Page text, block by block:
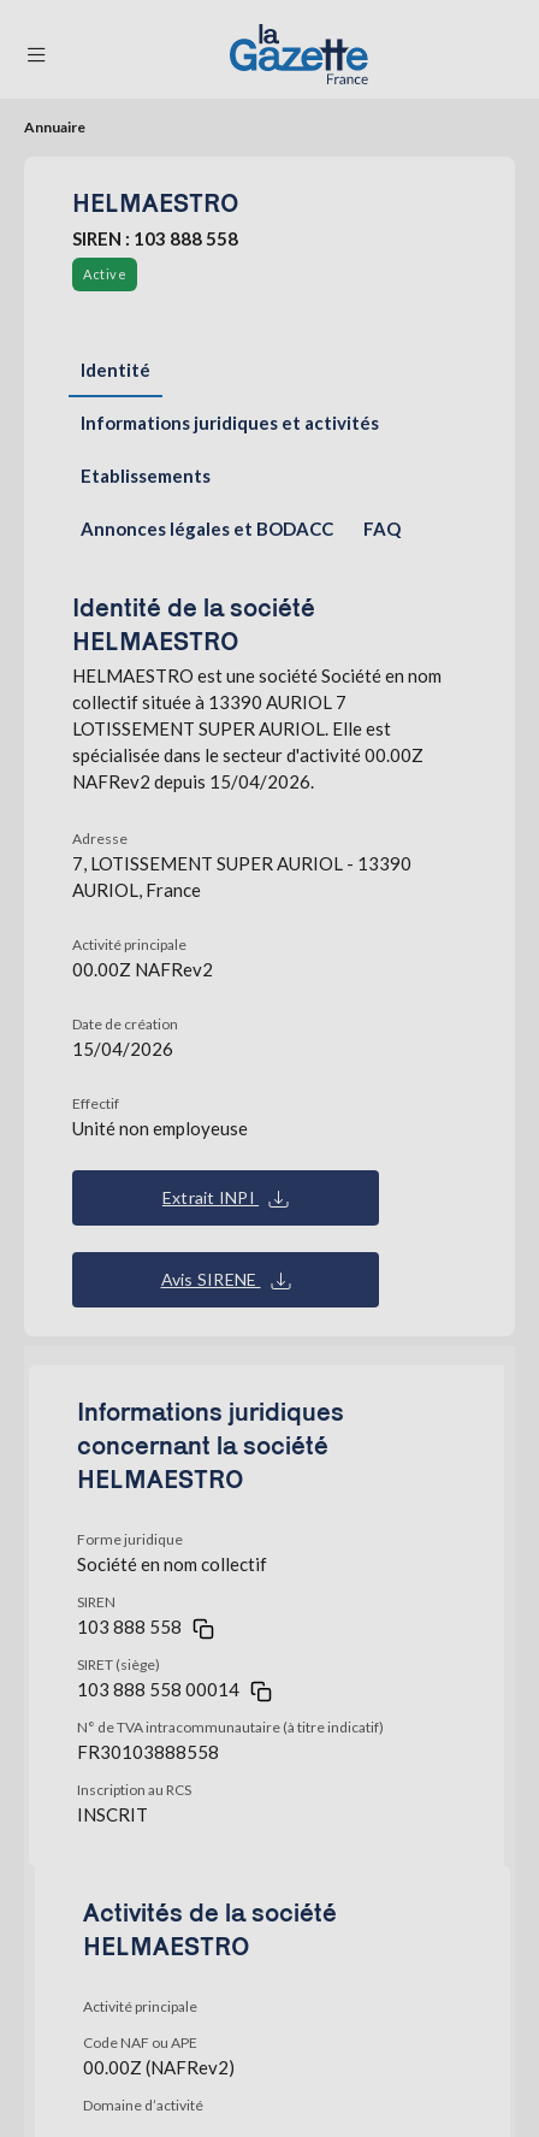
RÉGIONS
FORMATS
SERVICES
connecter
S'abonner
Annuaire
HELMAESTRO
SIREN : 103 888 558
Active
Identité
Informations juridiques et activités
Etablissements
Annonces légales et BODACC FAQ
Identité de la société
HELMAESTRO
HELMAESTRO est une société Société en nom
collectif située à 13390 AURIOL 7
LOTISSEMENT SUPER AURIOL. Elle est
spécialisée dans le secteur d'activité 00.00Z
NAFRev2 depuis 15/04/2026.
Adresse
7, LOTISSEMENT SUPER AURIOL - 13390
AURIOL, France
Activité principale
00.00Z NAFRev2
Date de création
15/04/2026
Effectif
Unité non employeuse
Extrait INPI
Avis SIRENE
Informations juridiques
concernant la société
HELMAESTRO
Forme juridique
Société en nom collectif
SIREN
103 888 558
SIRET (siège)
103 888 558 00014
N° de TVA intracommunautaire (à titre indicatif)
FR30103888558
Inscription au RCS
INSCRIT
Activités de la société
HELMAESTRO
Activité principale
Code NAF ou APE
00.00Z (NAFRev2)
Domaine d’activité